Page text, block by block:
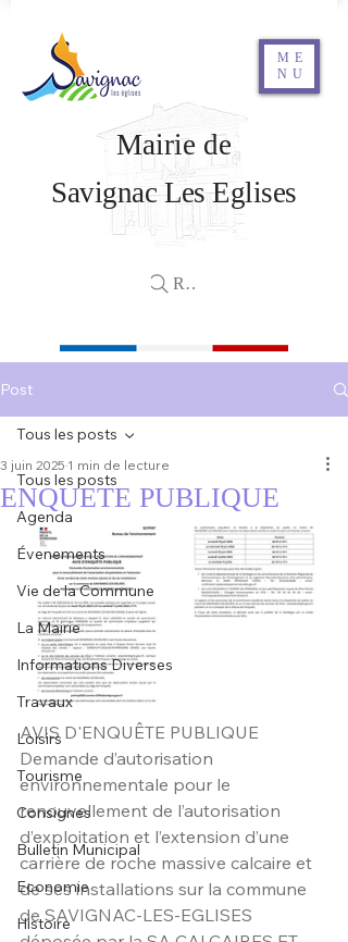
ME
NU
Savignac Les Eglises
Mairie de
Rechercher
Post
Tous les posts
Agenda
Évenements
Vie de la Commune
La Mairie
Informations Diverses
Travaux
Loisirs
Tourisme
Consignes
Bulletin Municipal
Economie
Histoire
Tous les posts
ENQUETE PUBLIQUE
3 juin 2025 1 min de lecture
AVIS D'ENQUÊTE PUBLIQUE
Demande d’autorisation
environnementale pour le
renouvellement de l’autorisation
d’exploitation et l’extension d’une
carrière de roche massive calcaire et
de ses installations sur la commune
de SAVIGNAC-LES-EGLISES